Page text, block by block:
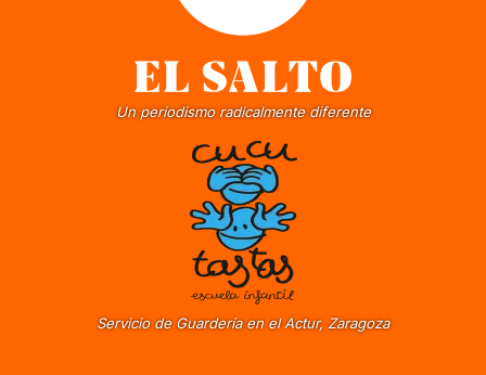
Un periodismo radicalmente diferente
Servicio de Guardería en el Actur, Zaragoza